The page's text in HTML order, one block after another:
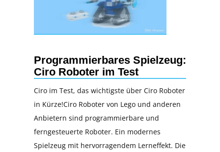
Programmierbares Spielzeug:
Ciro Roboter im Test
Ciro im Test, das wichtigste über Ciro Roboter
in Kürze!Ciro Roboter von Lego und anderen
Anbietern sind programmierbare und
ferngesteuerte Roboter. Ein modernes
Spielzeug mit hervorragendem Lerneffekt. Die